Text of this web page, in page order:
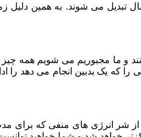
تبدیل می شوند. به همین دلیل
و ما مجبوریم می شویم همه چیز
را که یک بدبین انجام می دهد
شر انرژی های منفی که برای